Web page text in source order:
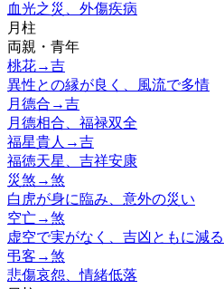
血光之災、外傷疾病
月柱
両親・青年
桃花→吉
異性との縁が良く、風流で多情
月德合 →吉
月德相合、福禄双全
福星貴人 →吉
福徳天星、吉祥安康
災煞 →煞
白虎が身に臨み、意外の災い
空亡→煞
虚空で実がなく、吉凶ともに減る
弔客 →煞
悲傷哀怨、情緒低落